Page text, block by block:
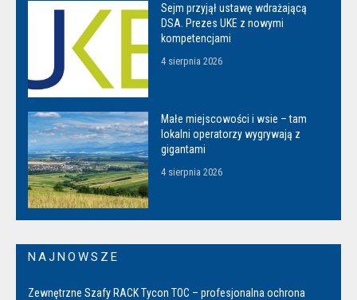
Sejm przyjął ustawę wdrażającą
DSA. Prezes UKE z nowymi
kompetencjami
4 sierpnia 2026
Małe miejscowości i wsie – tam
lokalni operatorzy wygrywają z
gigantami
4 sierpnia 2026
NAJNOWSZE
Zewnętrzne Szafy RACK Tycon TOC – profesjonalna ochrona